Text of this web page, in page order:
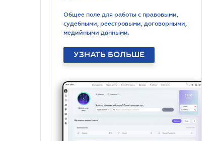
Общее поле для работы с правовыми,
судебными, реестровыми, договорными,
медийными данными.
УЗНАТЬ БОЛЬШЕ